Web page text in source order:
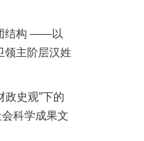
结构 ——以
领主阶层汉姓
政史观”下的
科学成果文